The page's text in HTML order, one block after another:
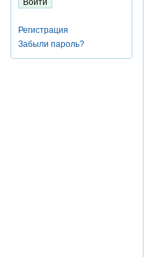
Регистрация
Забыли пароль?